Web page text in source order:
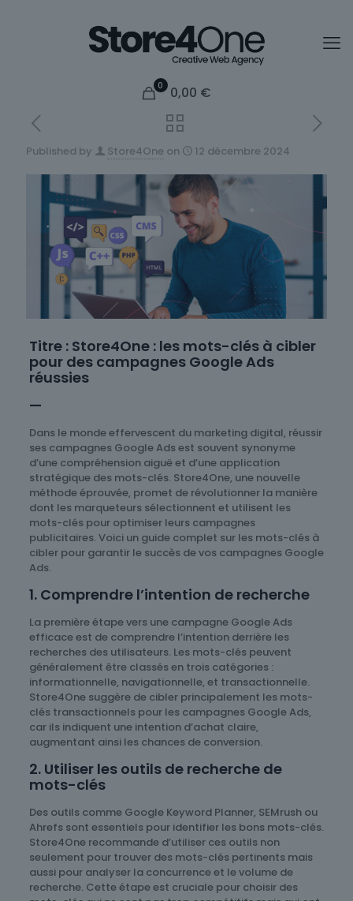
0 0,00 €
Published by Store4One on 12 décembre 2024
Titre : Store4One : les mots-clés à cibler
pour des campagnes Google Ads
réussies
—
Dans le monde effervescent du marketing digital, réussir
ses campagnes Google Ads est souvent synonyme
d’une compréhension aiguë et d’une application
stratégique des mots-clés. Store4One, une nouvelle
méthode éprouvée, promet de révolutionner la manière
dont les marqueteurs sélectionnent et utilisent les
mots-clés pour optimiser leurs campagnes
publicitaires. Voici un guide complet sur les mots-clés à
cibler pour garantir le succès de vos campagnes Google
Ads.
1. Comprendre l’intention de recherche
La première étape vers une campagne Google Ads
efficace est de comprendre l’intention derrière les
recherches des utilisateurs. Les mots-clés peuvent
généralement être classés en trois catégories :
informationnelle, navigationnelle, et transactionnelle.
Store4One suggère de cibler principalement les mots-
clés transactionnels pour les campagnes Google Ads,
car ils indiquent une intention d’achat claire,
augmentant ainsi les chances de conversion.
2. Utiliser les outils de recherche de
mots-clés
Des outils comme Google Keyword Planner, SEMrush ou
Ahrefs sont essentiels pour identifier les bons mots-clés.
Store4One recommande d’utiliser ces outils non
seulement pour trouver des mots-clés pertinents mais
aussi pour analyser la concurrence et le volume de
recherche. Cette étape est cruciale pour choisir des